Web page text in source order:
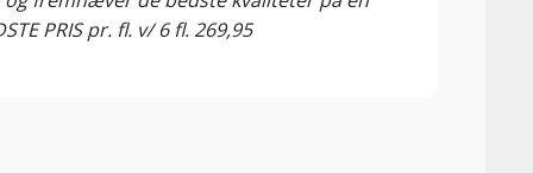
PRIS pr. fl. v/ 6 fl. 269,95